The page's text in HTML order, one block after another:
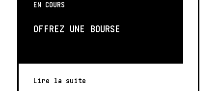
EN COURS
OFFREZ UNE BOURSE
Lire la suite